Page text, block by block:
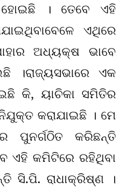
। ତେବେ ଏହି
ଏଥିରେ
ଅଧ୍ୟକ୍ଷ ଭାବେ
।ରାଜ୍ୟସଭାରେ ଏକ
କି, ୟାଚିକା ସମିତିର
କରାଯାଇଛି । ମେ
ପୁନର୍ଗଠିତ କରିଛନ୍ତି
ଏହି କମିଟିରେ ରହିଥିବା
ସି.ପି. ରାଧାକ୍ରିଷ୍ଣ ।